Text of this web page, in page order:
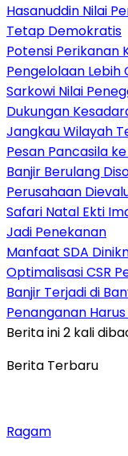
Hasanuddin Nilai
Tetap Demokratis
Potensi Perikanan
Pengelolaan Lebih
Sarkowi Nilai
Dukungan
Jangkau Wilayah
Pesan Pancasila
Banjir Berulang
Perusahaan
Safari Natal Ekti
Jadi Penekanan
Manfaat SDA
Optimalisasi CSR
Banjir Terjadi di
Penanganan
Berita ini 2 kali
Berita Terbaru
Ragam